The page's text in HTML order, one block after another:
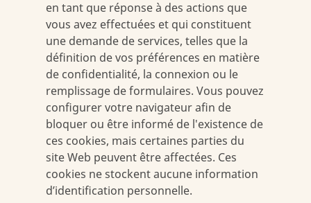
en tant que réponse à des actions que
vous avez effectuées et qui constituent
une demande de services, telles que la
définition de vos préférences en matière
de confidentialité, la connexion ou le
remplissage de formulaires. Vous pouvez
configurer votre navigateur afin de
bloquer ou être informé de l'existence de
ces cookies, mais certaines parties du
site Web peuvent être affectées. Ces
cookies ne stockent aucune information
d’identification personnelle.